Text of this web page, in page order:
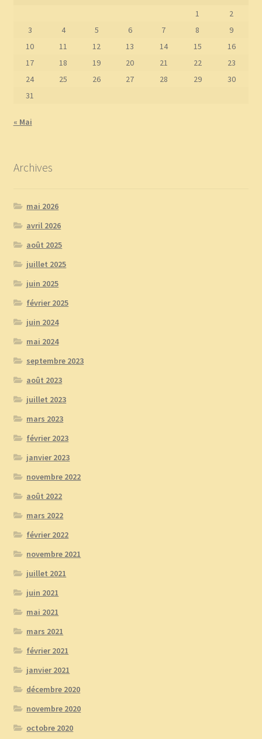
1
2
3
4 5 6 7 8
9
10
11 12 13 14 15
16
17
18 19 20 21 22
23
24
25 26 27 28 29
30
31
« Mai
Archives
mai 2026
avril 2026
août 2025
juillet 2025
juin 2025
février 2025
juin 2024
mai 2024
septembre 2023
août 2023
juillet 2023
mars 2023
février 2023
janvier 2023
novembre 2022
août 2022
mars 2022
février 2022
novembre 2021
juillet 2021
juin 2021
mai 2021
mars 2021
février 2021
janvier 2021
décembre 2020
novembre 2020
octobre 2020